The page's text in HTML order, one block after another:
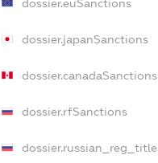
dossier.euSanctions
dossier.japanSanctions
dossier.canadaSanctions
dossier.rfSanctions
dossier.russian_reg_title